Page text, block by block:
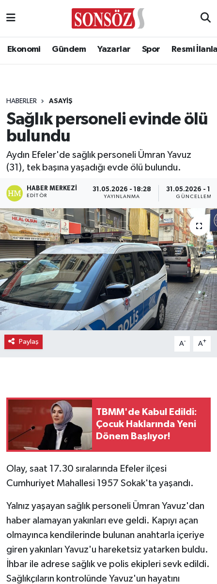
Ekonomi Gündem Yazarlar Spor Resmi
HABERLER ASAYIŞ
Sağlık personeli evinde ölü
bulundu
Aydın Efeler'de sağlık personeli Ümran Yavuz
(31), tek başına yaşadığı evde ölü bulundu.
HABER MERKEZI
EDITÖR
31.05.2026 - 18:28
YAYINLANMA
31.05.2026 -
GÜNCELLEME
Paylaş A- A+
TBMM'de Kabul Edildi:
Çocuk Haklarında Yeni
Dönem Başlıyor!
Olay, saat 17.30 sıralarında Efeler ilçesi
Cumhuriyet Mahallesi 1957 Sokak'ta yaşandı.
Yalnız yaşayan sağlık personeli Ümran Yavuz'dan
haber alamayan yakınları eve geldi. Kapıyı açan
olmayınca kendilerinde bulunan anahtarla içeriye
giren yakınları Yavuz'u hareketsiz yatarken buldu.
İhbar ile adrese sağlık ve polis ekipleri sevk edildi.
Sağlıkçıların kontrolünde Yavuz'un hayatını